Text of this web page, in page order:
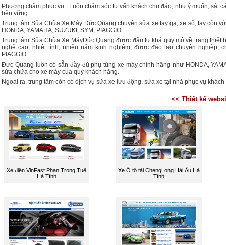
Phương châm phục vụ : Luôn chăm sóc tư vấn khách chu đáo, như ý muốn,
bền vững.
Trung tâm Sửa Chữa Xe Máy Đức Quang chuyên sửa xe tay ga, xe số, tay côn
HONDA, YAMAHA, SUZUKI, SYM, PIAGGIO…
Trung tâm Sửa Chữa Xe MáyĐức Quang được đầu tư khá quy mô về trang
nghề cao, nhiệt tình, nhiều năm kinh nghiệm, được đào tạo chuyên nghiệp,
PIAGGIO…
Đức Quang luôn có sẵn đầy đủ phụ tùng xe máy chính hãng như HONDA,
sửa chữa cho xe máy của quý khách hàng.
Ngoài ra, trung tâm còn có dịch vụ sữa xe lưu động, sửa xe tại nhà phục vụ
<< Thiết kế
Xe điện VinFast Phan Trọng Tuệ
Hà Tĩnh
Xe Ô tô tải ChengLong Hải Âu Hà
Tĩnh